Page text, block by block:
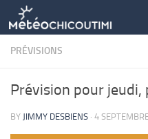
Skip to content
PRÉVISIONS
Prévision pour jeudi,
BY JIMMY DESBIENS · 4